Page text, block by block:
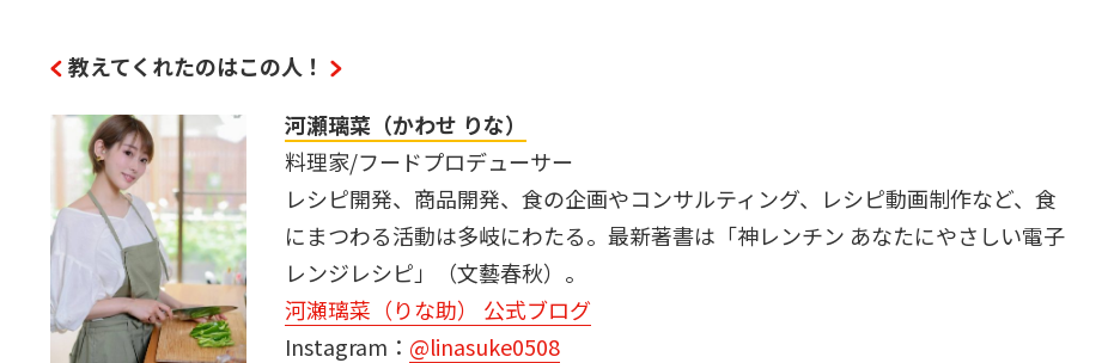
教えてくれたのはこの人！
河瀬璃菜（かわせ りな）
料理家/フードプロデューサー
レシピ開発、商品開発、食の企画やコンサルティング、レシピ動画制作など、食
にまつわる活動は多岐にわたる。最新著書は「神レンチン あなたにやさしい電子
レンジレシピ」（文藝春秋）。
河瀬璃菜（りな助） 公式ブログ
Instagram： @linasuke0508